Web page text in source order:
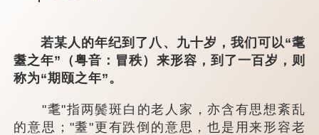
若某人的年纪到了八、九十岁，我们可以“耄
耋之年”（粤音：冒秩）来形容，到了一百岁，则
称为“期颐之年”。
"耄"指两鬓斑白的老人家，亦含有思想紊乱
的意思；"耋"更有跌倒的意思，也是用来形容老